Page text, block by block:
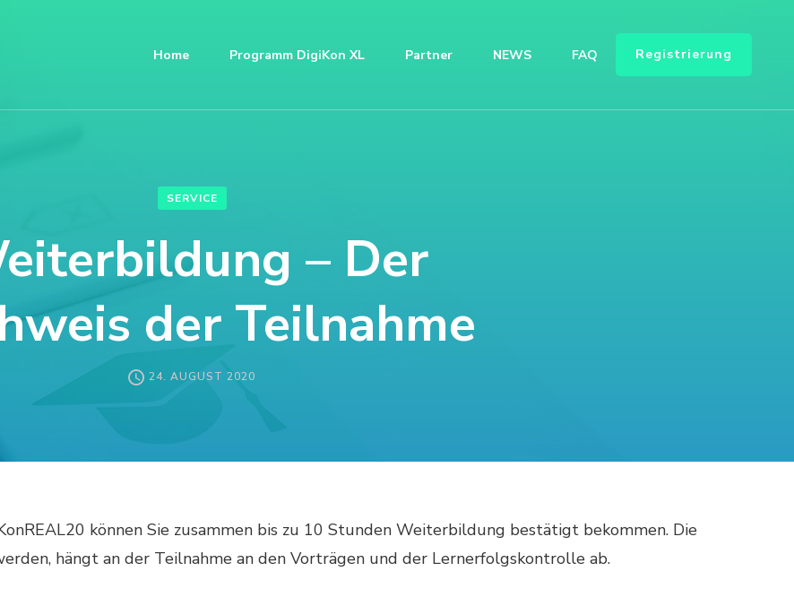
Home Programm DigiKon XL Partner NEWS FAQ Registrierung
SERVICE
– Der
der Teilnahme
24. AUGUST 2020
können Sie zusammen bis zu 10 Stunden Weiterbildung bestätigt bekommen. Die
hängt an der Teilnahme an den Vorträgen und der Lernerfolgskontrolle ab.